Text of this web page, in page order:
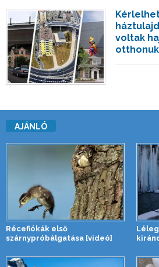
voltak
AJÁNLÓ
Récefiókák első
szárnypróbálgatása [videó]